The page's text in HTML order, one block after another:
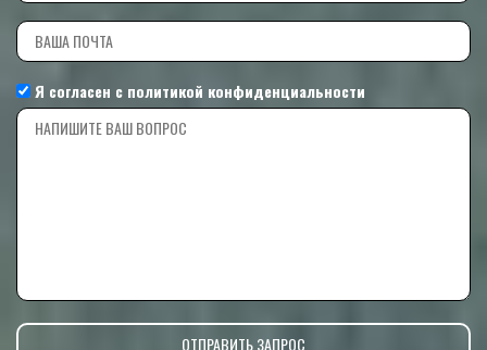
Я согласен с политикой конфиденциальности